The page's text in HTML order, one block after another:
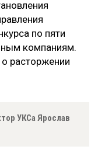
по пяти
компаниям.
расторжении
УКСа Ярослав